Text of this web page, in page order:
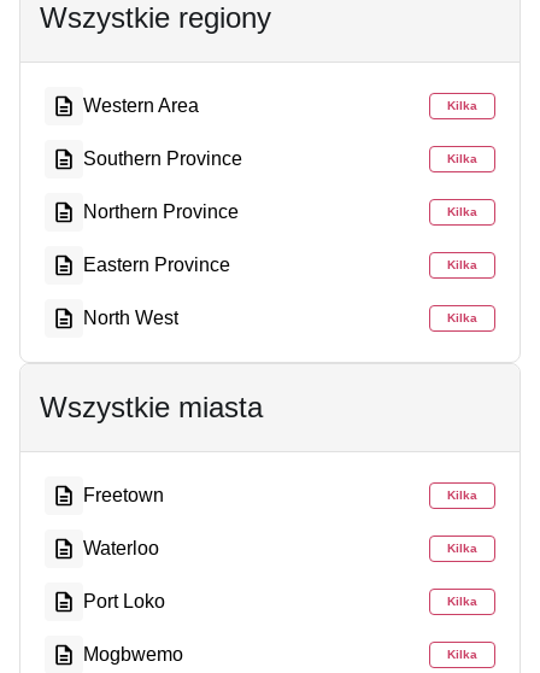
Wszystkie regiony
Western Area Kilka
Southern Province Kilka
Northern Province Kilka
Eastern Province Kilka
North West Kilka
Wszystkie miasta
Freetown Kilka
Waterloo Kilka
Port Loko Kilka
Mogbwemo Kilka